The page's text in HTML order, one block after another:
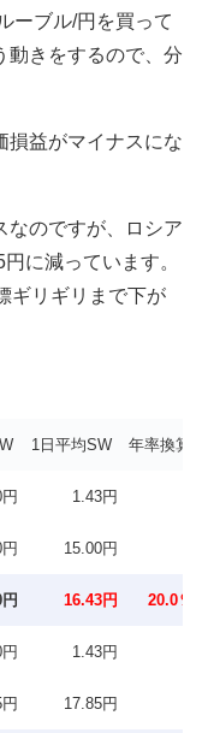
ーブル/円を買って
動きをするので、分
損益がマイナスにな
なのですが、ロシア
に減っています。
ギリギリまで下が
1日平均SW 年率換算
1.43円
15.00円
16.43円 20.0％
1.43円
17.85円